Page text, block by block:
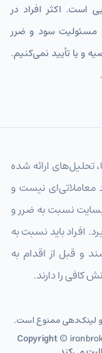
است. اکثر افراد در
مسئولیت سود و ضرر
و یا تأیید نمی‌کنیم.
ارائه شده
معاملاتی‌ای نیست و
نسبت به ضرر و
افراد باید نسبت به
و قبل از اقدام به
کافی را دارند.
و لینک‌دهی ممنوع است.
Copyright ©